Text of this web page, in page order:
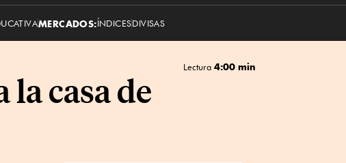
MERCADOS:ÍNDICESDIVISAS
Lectura 4:00 min
la casa de